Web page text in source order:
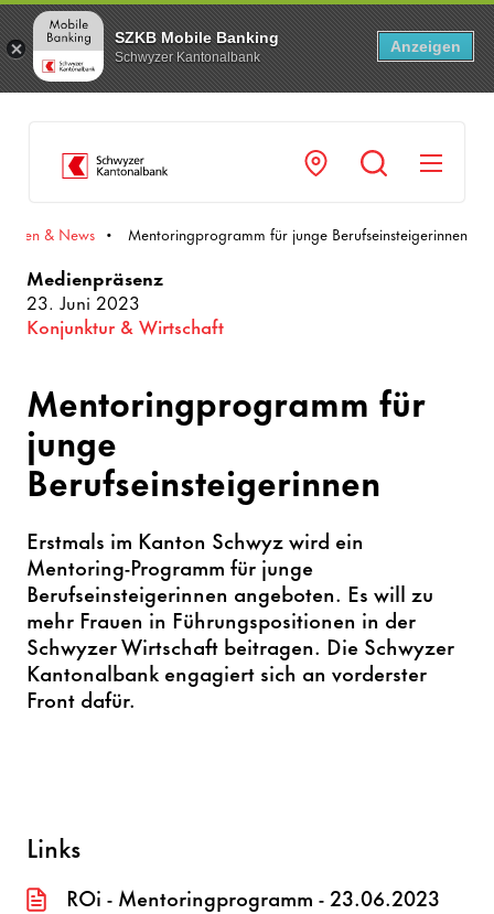
SZKB Mobile Banking
Schwyzer Kantonalbank
Anzeigen
& News Mentoringprogramm für junge Berufseinsteigerinnen
Medienpräsenz
23. Juni 2023
Konjunktur & Wirtschaft
Mentoringprogramm für
junge
Berufseinsteigerinnen
Erstmals im Kanton Schwyz wird ein
Mentoring-Programm für junge
Berufseinsteigerinnen angeboten. Es will zu
mehr Frauen in Führungspositionen in der
Schwyzer Wirtschaft beitragen. Die Schwyzer
Kantonalbank engagiert sich an vorderster
Front dafür.
Links
ROi - Mentoringprogramm - 23.06.2023